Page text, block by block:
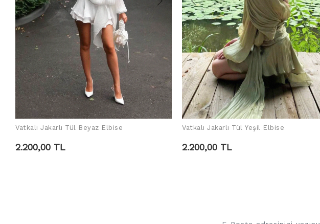
SEPETE EKLE
Vatkalı Jakarlı Tül Beyaz Elbise
2.200,00 TL
SEPETE EKLE
Vatkalı Jakarlı Tül Yeşil Elbise
2.200,00 TL